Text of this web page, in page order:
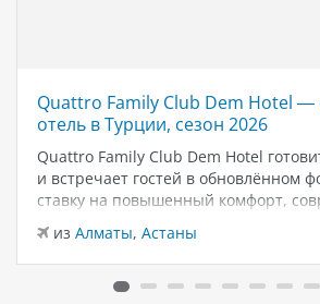
Quattro Family Club Dem Hotel
отель в Турции, сезон 2026
Quattro Family Club Dem Hotel
и встречает гостей в обновлённом
ставку на повышенный комфорт,
дизайн и атмосферу спокойного
моря. Отель остаётся популярным
кто ищет семейный отель в…
из Алматы, Астаны